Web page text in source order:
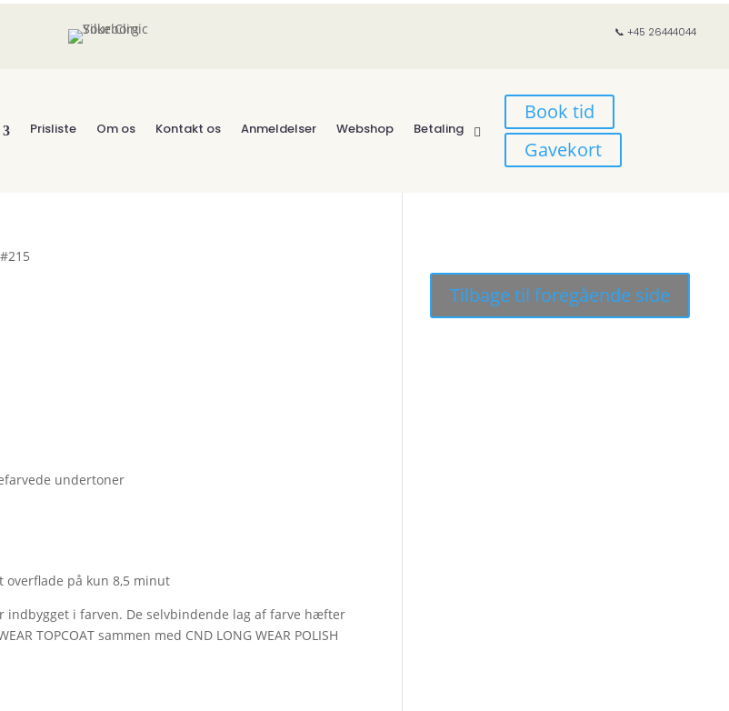
📞 +45 26444044
Prisliste Om os Kontakt os Anmeldelser Webshop Betaling
Book tid
Gavekort
undertoner
på kun 8,5 minut
indbygget i farven. De selvbindende lag af farve hæfter
TOPCOAT sammen med CND LONG WEAR POLISH